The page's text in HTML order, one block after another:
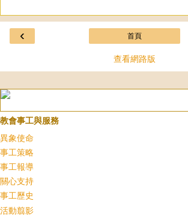
‹ 首頁
查看網路版
教會事工與服務
異象使命
事工策略
事工報導
關心支持
事工歷史
活動翦影